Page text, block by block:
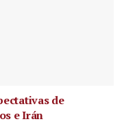
de
e Irán